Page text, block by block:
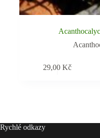
29,00Kč
Rychlé odkazy